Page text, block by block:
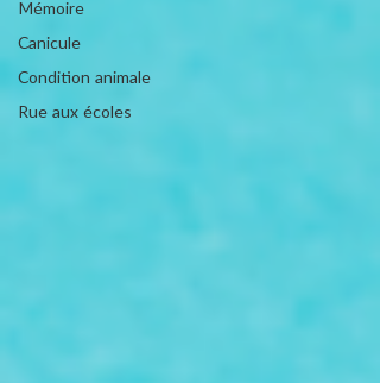
Mémoire
Canicule
Condition animale
Rue aux écoles